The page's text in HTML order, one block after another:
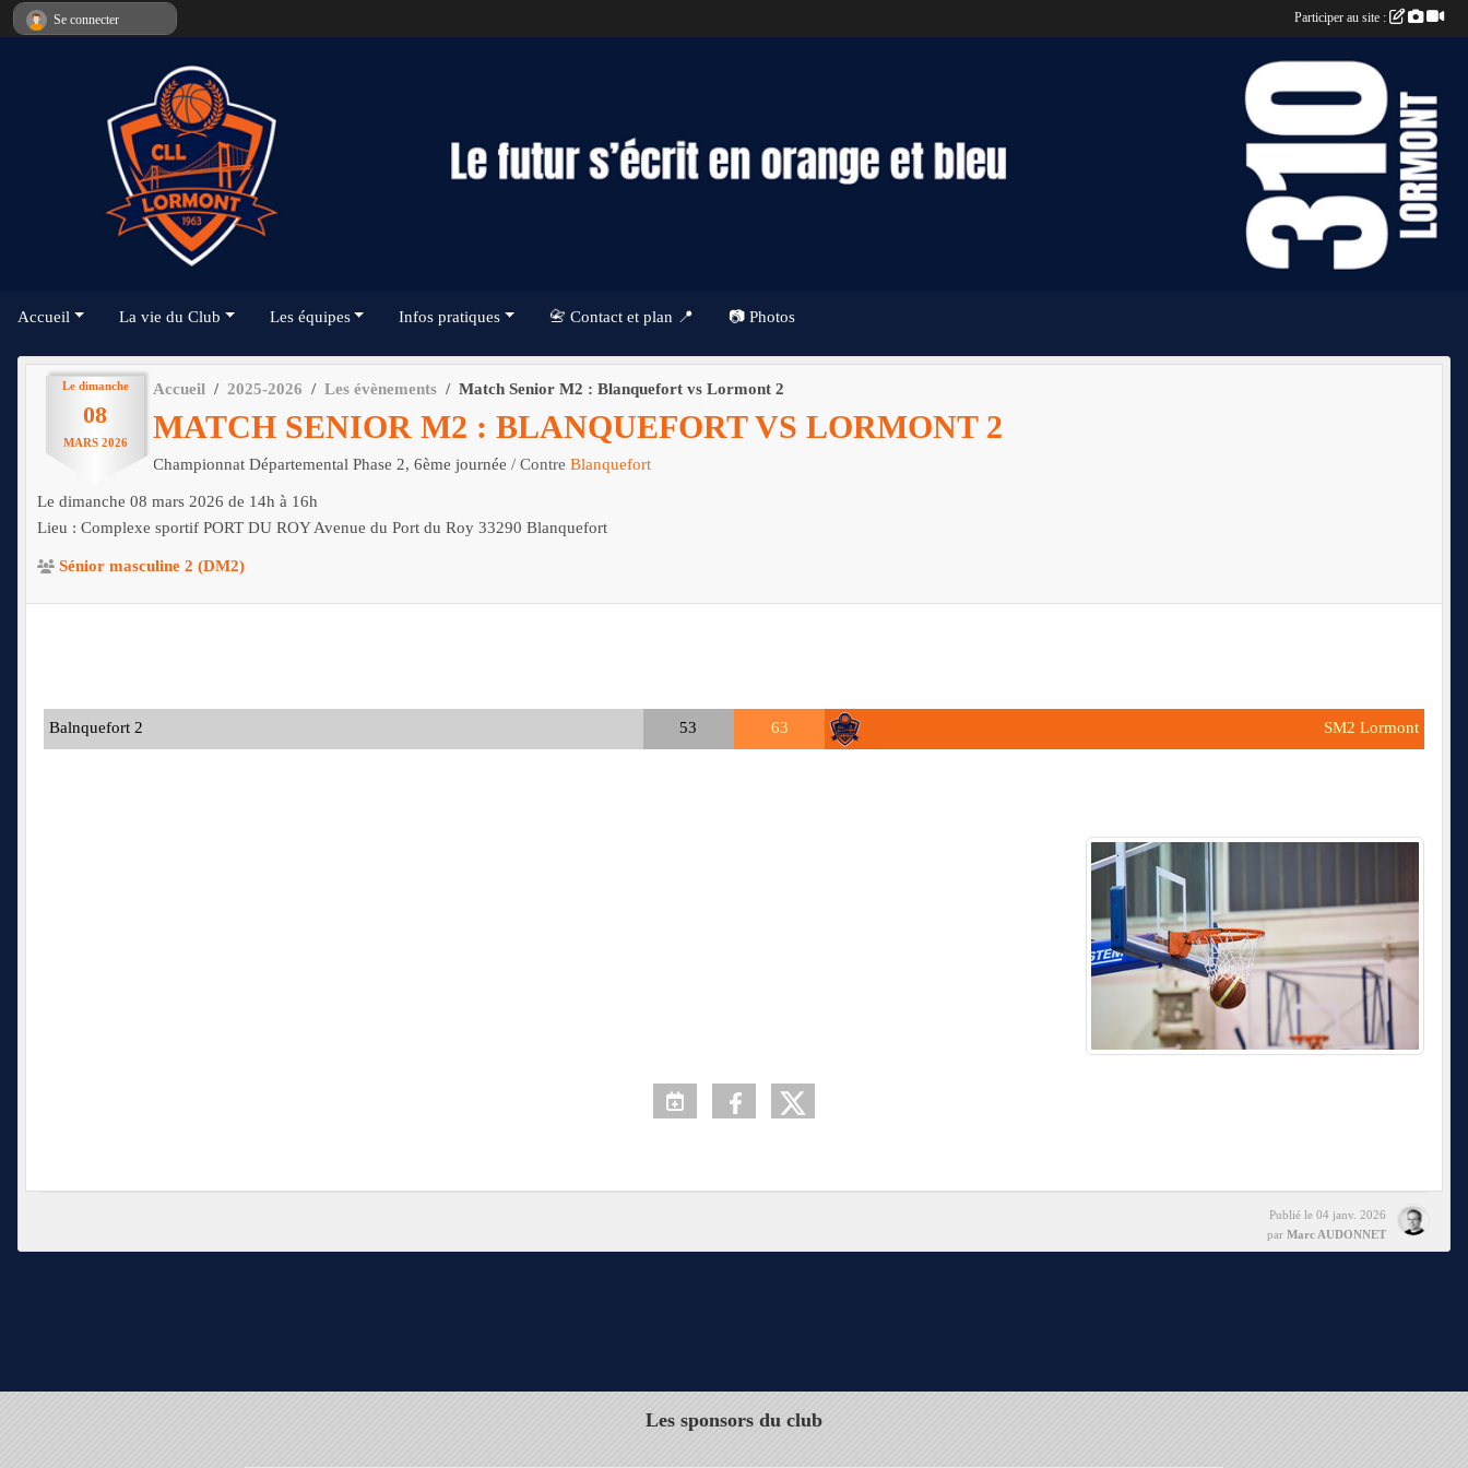
Accueil La vie du Club Les équipes Infos pratiques 📇 Contact et plan 📍 📷 Photos
Le dimanche
08
MARS 2026
Accueil 2025-2026 Les évènements Match Senior M2 : Blanquefort vs Lormont 2
MATCH SENIOR M2 : BLANQUEFORT VS LORMONT 2
Championnat Départemental Phase 2, 6ème journée / Contre Blanquefort
Le dimanche 08 mars 2026 de 14h à 16h
Lieu : Complexe sportif PORT DU ROY Avenue du Port du Roy 33290 Blanquefort
Sénior masculine 2 (DM2)
Balnquefort 2 53 63 SM2 Lormont
Publié le 04 janv. 2026
par Marc AUDONNET
Les sponsors du club
Se connecter Participer au site :
Panneau de gestion des cookies